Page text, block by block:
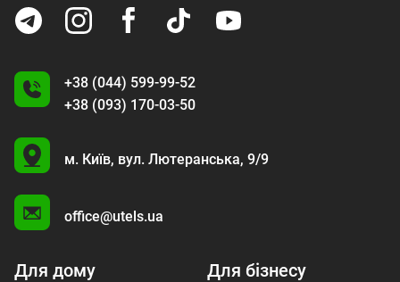
+38 (044) 599-99-52
+38 (093) 170-03-50
U
м. Київ, вул. Лютеранська, 9/9
office@utels.ua
Для дому
Для бізнесу